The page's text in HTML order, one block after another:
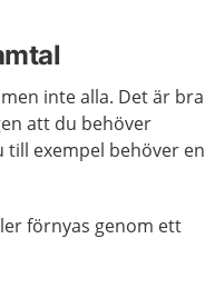
inte alla. Det är bra
att du behöver
till exempel behöver en
förnyas genom ett